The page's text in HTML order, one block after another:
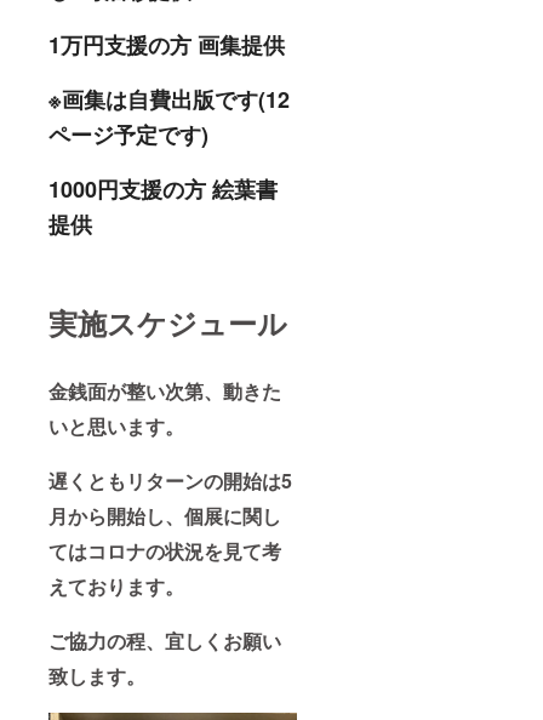
1万円支援の方 画集提供
※画集は自費出版です(12
ページ予定です)
1000円支援の方 絵葉書
提供
実施スケジュール
金銭面が整い次第、動きた
いと思います。
遅くともリターンの開始は5
月から開始し、個展に関し
てはコロナの状況を見て考
えております。
ご協力の程、宜しくお願い
致します。